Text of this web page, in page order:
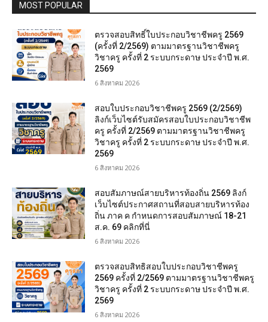
MOST POPULAR
ตรวจสอบสิทธิ์ใบประกอบวิชาชีพครู 2569
(ครั้งที่ 2/2569) ตามมาตรฐานวิชาชีพครู
วิชาครู ครั้งที่ 2 ระบบกระดาษ ประจำปี พ.ศ.
2569
6 สิงหาคม 2026
สอบใบประกอบวิชาชีพครู 2569 (2/2569)
ลิงก์เว็บไซต์รับสมัครสอบใบประกอบวิชาชีพ
ครู ครั้งที่ 2/2569 ตามมาตรฐานวิชาชีพครู
วิชาครู ครั้งที่ 2 ระบบกระดาษ ประจำปี พ.ศ.
2569
6 สิงหาคม 2026
สอบสัมภาษณ์สายบริหารท้องถิ่น 2569 ลิงก์
เว็บไซต์ประกาศสถานที่สอบสายบริหารท้อง
ถิ่น ภาค ค กำหนดการสอบสัมภาษณ์ 18-21
ส.ค. 69 คลิกที่นี่
6 สิงหาคม 2026
ตรวจสอบสิทธิสอบใบประกอบวิชาชีพครู
2569 ครั้งที่ 2/2569 ตามมาตรฐานวิชาชีพครู
วิชาครู ครั้งที่ 2 ระบบกระดาษ ประจำปี พ.ศ.
2569
6 สิงหาคม 2026